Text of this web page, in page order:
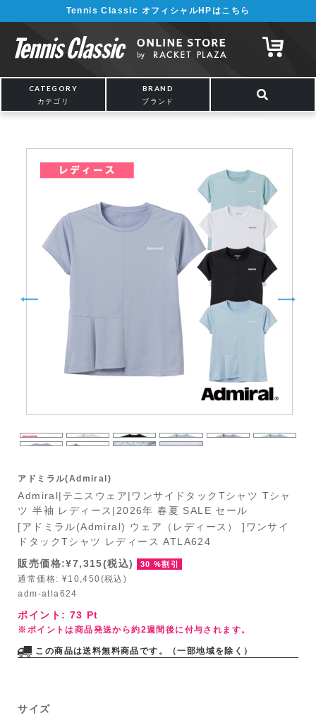
¥5,000以上の購入で送料無料!! 詳しくは こちら
Tennis Classic オフィシャルHPはこちら
CATEGORY
カテゴリ
BRAND
ブランド
アドミラル(Admiral)
Admiral|テニスウェア|ワンサイドタックTシャツ Tシャ
ツ 半袖 レディース|2026年 春夏 SALE セール
[アドミラル(Admiral) ウェア（レディース） ]ワンサイ
ドタックTシャツ レディース ATLA624
販売価格:¥7,315(税込)
30 %割引
通常価格: ¥10,450(税込)
adm-atla624
ポイント: 73 Pt
※ポイントは商品発送から約2週間後に付与されます。
この商品は送料無料商品です。（一部地域を除く）
サイズ